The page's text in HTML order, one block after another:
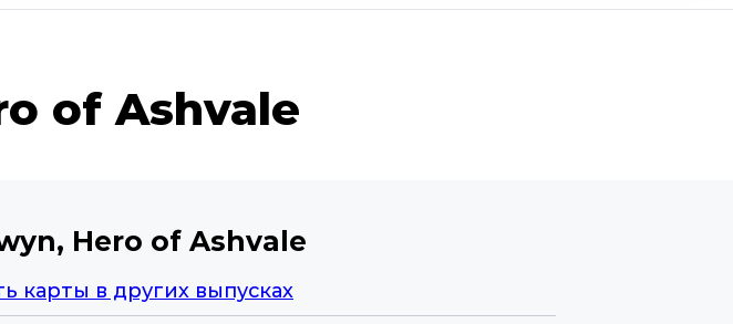
of Ashvale
Hero of Ashvale
карты в других выпусках